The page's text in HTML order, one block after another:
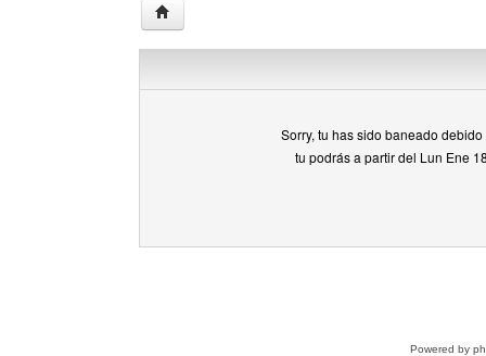
Sorry, tu has sido baneado
tu podrás a partir del Lun Ene
Powered by